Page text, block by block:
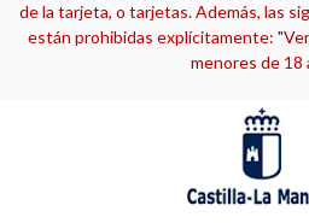
de la tarjeta, o tarjetas. Además, las
están prohibidas explícitamente:
menores de 18